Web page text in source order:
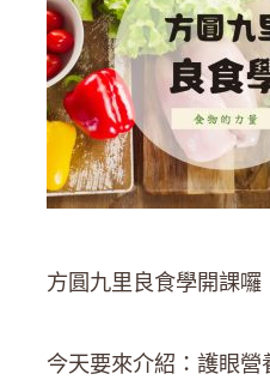
方圓九里良食學開課囉
今天要來介紹：護眼營